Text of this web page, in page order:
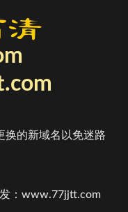
换的新域名以免迷路
：www.77jjtt.com